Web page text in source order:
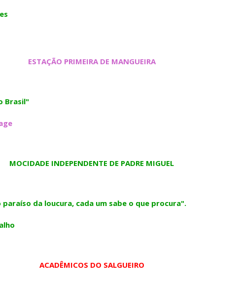
ESTAÇÃO PRIMEIRA DE MANGUEIRA
Brasil"
MOCIDADE INDEPENDENTE DE PADRE MIGUEL
paraíso da loucura, cada um sabe o que procura".
ACADÊMICOS DO SALGUEIRO